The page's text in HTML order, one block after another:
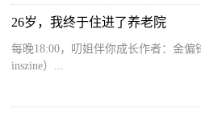
26岁，我终于住进了养老院
每晚18:00，叨姐伴你成长作者：金偏
inszine）...